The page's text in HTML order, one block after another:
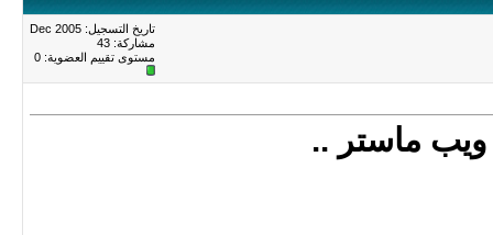
تاريخ التسجيل: Dec 2005
مشاركة: 43
مستوى تقييم العضوية: 0
ويب ماستر ..